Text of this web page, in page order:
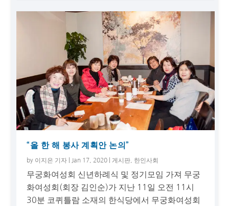
“올 한 해 봉사 계획안 논의”
by 이지은 기자 Jan 17, 2020 게시판 한인사회
무궁화여성회 신년하례식 및 정기모임 가져 무궁
화여성회(회장 김인순)가 지난 11일 오전 11시
30분 코퀴틀람 소재의 한식당에서 무궁화여성회